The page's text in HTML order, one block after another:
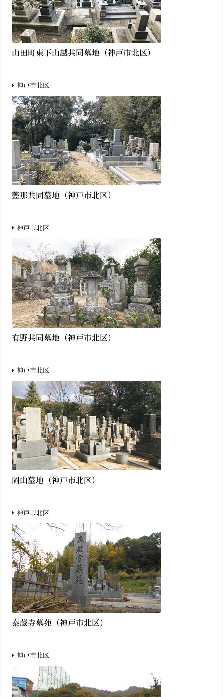
山田町東下山越共同墓地（神戸市北区）
神戸市北区
藍那共同墓地（神戸市北区）
神戸市北区
有野共同墓地（神戸市北区）
神戸市北区
岡山墓地（神戸市北区）
神戸市北区
泰蔵寺墓苑（神戸市北区）
神戸市北区